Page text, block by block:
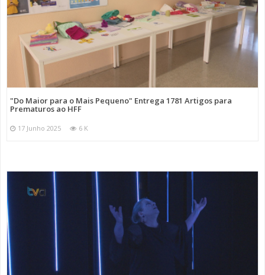
"Do Maior para o Mais Pequeno" Entrega 1781 Artigos para
Prematuros ao HFF
17 Junho 2025 6 K